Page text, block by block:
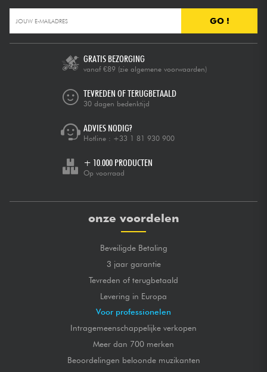
GO !
GRATIS BEZORGING
vanaf €89 (zie algemene voorwaarden)
TEVREDEN OF TERUGBETAALD
30 dagen bedenktijd
ADVIES NODIG?
Hotline : +33 1 81 930 900
+ 10.000 PRODUCTEN
Op voorraad
onze voordelen
Beveiligde Betaling
3 jaar garantie
Tevreden of terugbetaald
Levering in Europa
Voor professionelen
Intragemeenschappelijke verkopen
Meer dan 700 merken
Beoordelingen beloonde muzikanten